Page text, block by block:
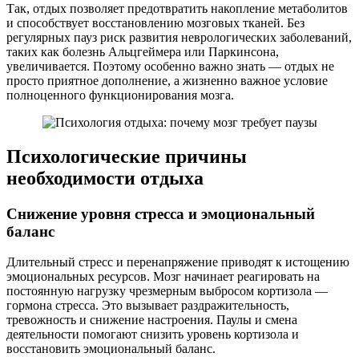
Так, отдых позволяет предотвратить накопление метаболитов
и способствует восстановлению мозговых тканей. Без
регулярных пауз риск развития неврологических заболеваний,
таких как болезнь Альцгеймера или Паркинсона,
увеличивается. Поэтому особенно важно знать — отдых не
просто приятное дополнение, а жизненно важное условие
полноценного функционирования мозга.
Психологические причины
необходимости отдыха
Снижение уровня стресса и эмоциональный
баланс
Длительный стресс и перенапряжение приводят к истощению
эмоциональных ресурсов. Мозг начинает реагировать на
постоянную нагрузку чрезмерным выбросом кортизола —
гормона стресса. Это вызывает раздражительность,
тревожность и снижение настроения. Паулы и смена
деятельности помогают снизить уровень кортизола и
восстановить эмоциональный баланс.